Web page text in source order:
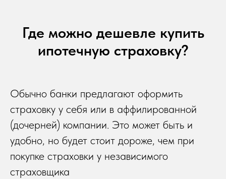
Где можно дешевле купить
ипотечную страховку?
Обычно банки предлагают оформить
страховку у себя или в аффилированной
(дочерней) компании. Это может быть и
удобно, но будет стоит дороже, чем при
покупке страховки у независимого
страховщика